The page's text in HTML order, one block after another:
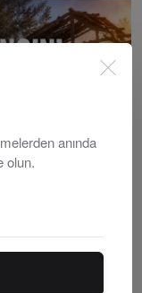
Alevlere ...
anında
olun.